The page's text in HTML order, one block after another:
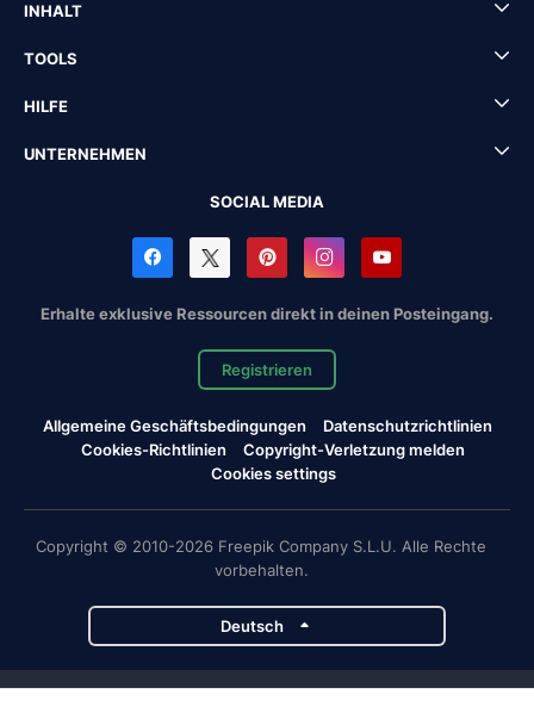
INHALT
TOOLS
HILFE
UNTERNEHMEN
SOCIAL MEDIA
Erhalte exklusive Ressourcen direkt in deinen Posteingang.
Registrieren
Allgemeine Geschäftsbedingungen
Datenschutzrichtlinien
Cookies-Richtlinien
Copyright-Verletzung melden
Cookies settings
Copyright © 2010-2026 Freepik Company S.L.U. Alle Rechte
vorbehalten.
Deutsch